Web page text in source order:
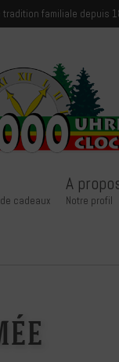
tradition familiale depuis
cadeaux
A
Notre profil